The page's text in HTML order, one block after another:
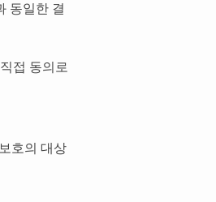
동일한 결
접 동의로
호의 대상